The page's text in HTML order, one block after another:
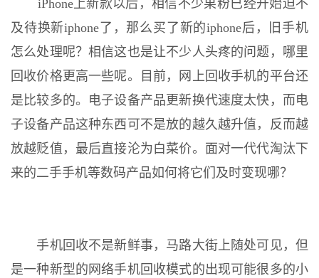
iPhone上新款以后，相信不少果粉已经开始迫不
及待换新iphone了，那么买了新的iphone后，旧手机
怎么处理呢？相信这也是让不少人头疼的问题，哪里
回收价格更高一些呢。目前，网上回收手机的平台还
是比较多的。电子设备产品更新换代速度太快，而电
子设备产品这种东西可不是放的越久越升值，反而越
放越贬值，最后直接沦为白菜价。面对一代代淘汰下
来的二手手机等数码产品如何将它们及时变现哪？
手机回收不是新鲜事，马路大街上随处可见，但
是一种新型的网络手机回收模式的出现可能很多的小